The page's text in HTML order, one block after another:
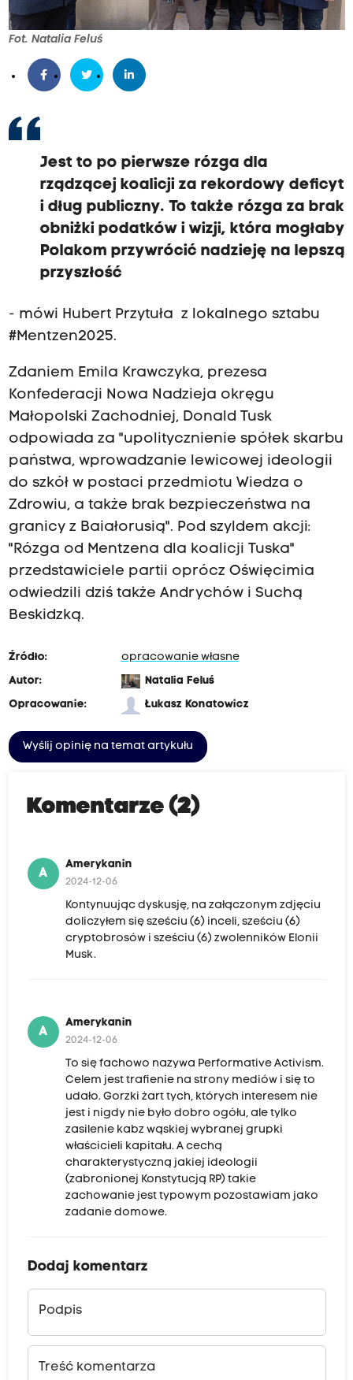
Fot. Natalia Feluś
Jest to po pierwsze rózga dla
rządzącej koalicji za rekordowy deficyt
i dług publiczny. To także rózga za brak
obniżki podatków i wizji, która mogłaby
Polakom przywrócić nadzieję na lepszą
przyszłość
- mówi Hubert Przytuła z lokalnego sztabu
#Mentzen2025.
Zdaniem Emila Krawczyka, prezesa
Konfederacji Nowa Nadzieja okręgu
Małopolski Zachodniej, Donald Tusk
odpowiada za "upolitycznienie spółek skarbu
państwa, wprowadzanie lewicowej ideologii
do szkół w postaci przedmiotu Wiedza o
Zdrowiu, a także brak bezpieczeństwa na
granicy z Baiałorusią". Pod szyldem akcji:
"Rózga od Mentzena dla koalicji Tuska"
przedstawiciele partii oprócz Oświęcimia
odwiedzili dziś także Andrychów i Suchą
Beskidzką.
Źródło:
opracowanie własne
Autor:
Natalia Feluś
Opracowanie:
Łukasz Konatowicz
Wyślij opinię na temat artykułu
Komentarze (2)
A
Amerykanin
2024-12-06
Kontynuując dyskusję, na załączonym zdjęciu
doliczyłem się sześciu (6) inceli, sześciu (6)
cryptobrosów i sześciu (6) zwolenników Elonii
Musk.
A
Amerykanin
2024-12-06
To się fachowo nazywa Performative Activism.
Celem jest trafienie na strony mediów i się to
udało. Gorzki żart tych, których interesem nie
jest i nigdy nie było dobro ogółu, ale tylko
zasilenie kabz wąskiej wybranej grupki
właścicieli kapitału. A cechą
charakterystyczną jakiej ideologii
(zabronionej Konstytucją RP) takie
zachowanie jest typowym pozostawiam jako
zadanie domowe.
Dodaj komentarz
Podpis
Treść komentarza